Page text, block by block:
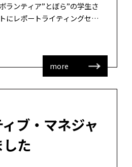
ランティア”とぼら”の学生さ
にレポートライティングセミ
用語のチョイスなどは私は教
more
ブ・マネジャ
た